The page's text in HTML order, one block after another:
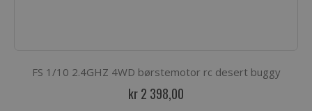
FS 1/10 2.4GHZ 4WD børstemotor rc desert buggy
kr 2 398,00